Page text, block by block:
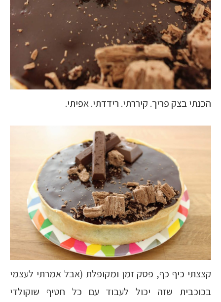
הכנתי בצק פריך. קיררתי. רידדתי. אפיתי.
קצצתי כיף כף, פסק זמן ומקופלת (אבל אמרתי לעצמי
בכוכבית שזה יכול לעבוד עם כל חטיף שוקולדי